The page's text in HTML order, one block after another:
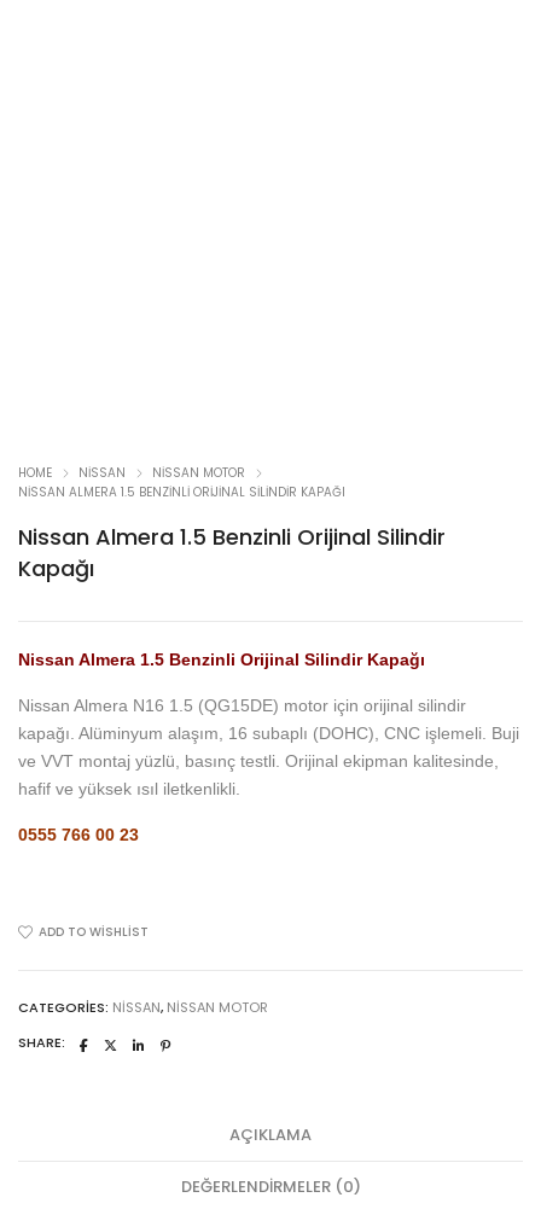
HOME NISSAN
NISSAN MOTOR
NISSAN ALMERA 1.5 BENZINLI ORIJINAL SILINDIR KAPAĞI
Nissan Almera 1.5 Benzinli Orijinal Silindir
Kapağı
Nissan Almera 1.5 Benzinli Orijinal Silindir Kapağı
Nissan Almera N16 1.5 (QG15DE) motor için orijinal silindir
kapağı. Alüminyum alaşım, 16 subaplı (DOHC), CNC işlemeli. Buji
ve VVT montaj yüzlü, basınç testli. Orijinal ekipman kalitesinde,
hafif ve yüksek ısıl iletkenlikli.
0555 766 00 23
ADD TO WISHLIST
CATEGORIES: NISSAN, NISSAN MOTOR
SHARE:
AÇIKLAMA
DEĞERLENDIRMELER (0)